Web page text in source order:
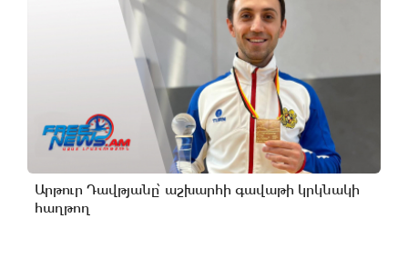
Արթուր Դավթյանը՝ աշխարհի գավաթի կրկնակի
հաղթող